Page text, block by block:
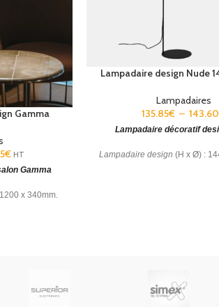
Gamma
€ HT
Gamma
x 340mm.
Lampadaire design Nude
Lampadaires
135.85€ – 143.60
Lampadaire décoratif
Lampadaire design (H x Ø) :